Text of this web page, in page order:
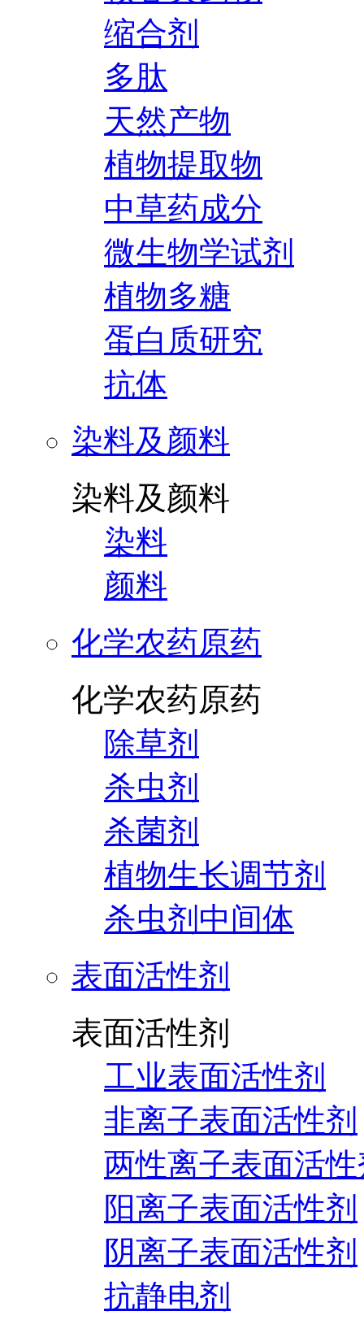
缩合剂
多肽
天然产物
植物提取物
中草药成分
微生物学试剂
植物多糖
蛋白质研究
抗体
染料及颜料
染料及颜料
染料
颜料
化学农药原药
化学农药原药
除草剂
杀虫剂
杀菌剂
植物生长调节剂
杀虫剂中间体
表面活性剂
表面活性剂
工业表面活性剂
非离子表面活性剂
两性离子表面活
阳离子表面活性剂
阴离子表面活性剂
抗静电剂